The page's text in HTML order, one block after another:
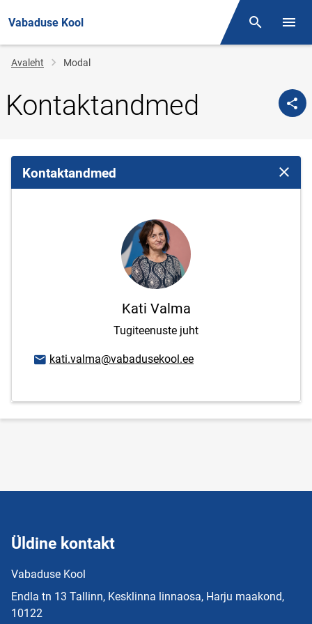
Vabaduse Kool Otsing
Jälglink
Avaleht Modal
Kontaktandmed
Kontaktandmed Sulge
Kati Valma
Tugiteenuste juht
E-posti aadress
kati.valma@vabadusekool.ee
Üldine kontakt
Vabaduse Kool
Endla tn 13 Tallinn, Kesklinna linnaosa, Harju maakond,
10122